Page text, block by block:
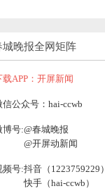
城晚报全网矩阵
载APP：开屏新闻
信公众号：hai-ccwb
博号:@春城晚报
@开屏动新闻
频号:抖音（1223759229）
快手（hai-ccwb）